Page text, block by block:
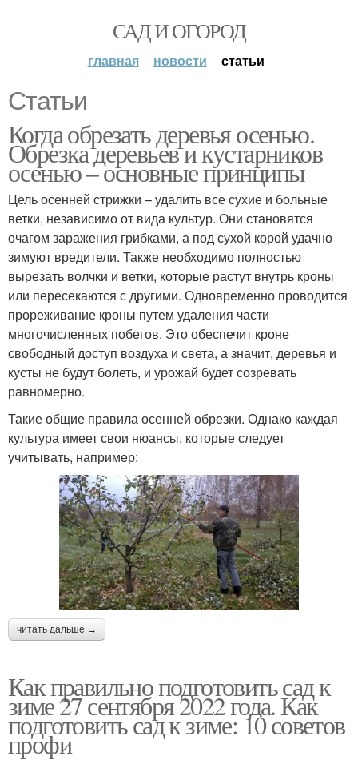
САД И ОГОРОД
главная новости статьи
Статьи
Когда обрезать деревья осенью.
Обрезка деревьев и кустарников
осенью – основные принципы
Цель осенней стрижки – удалить все сухие и больные
ветки, независимо от вида культур. Они становятся
очагом заражения грибками, а под сухой корой удачно
зимуют вредители. Также необходимо полностью
вырезать волчки и ветки, которые растут внутрь кроны
или пересекаются с другими. Одновременно проводится
прореживание кроны путем удаления части
многочисленных побегов. Это обеспечит кроне
свободный доступ воздуха и света, а значит, деревья и
кусты не будут болеть, и урожай будет созревать
равномерно.
Такие общие правила осенней обрезки. Однако каждая
культура имеет свои нюансы, которые следует
учитывать, например:
читать дальше →
Как правильно подготовить сад к
зиме 27 сентября 2022 года. Как
подготовить сад к зиме: 10 советов
профи